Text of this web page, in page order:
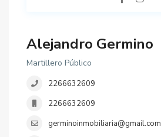
Alejandro Germino
Martillero Público
2266632609
2266632609
germinoinmobiliaria@gmail.com